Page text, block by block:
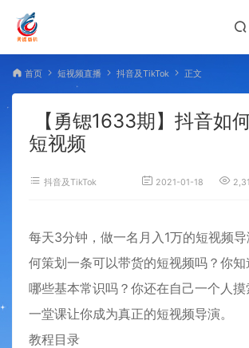
首页 短视频直播 抖音及TikTok 正文
【勇锶1633期】抖音如
短视频
抖音及TikTok 2021-01-18
每天3分钟，做一名月入1万的短视频
何策划一条可以带货的短视频吗？你
哪些基本常识吗？你还在自己一个人摸
一堂课让你成为真正的短视频导演。
教程目录